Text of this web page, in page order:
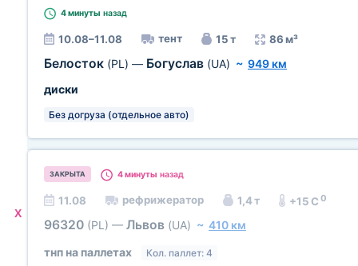
4 минуты назад
10.08–11.08 тент 15 т 86 м³
Белосток (PL) — Богуслав (UA) ~ 949 км
диски
Без догруза (отдельное авто)
X
ЗАКРЫТА 4 минуты назад
11.08 рефрижератор 1,4 т +15 C 0
96320 (PL) — Львов (UA) ~ 410 км
тнп на паллетах
Кол. паллет: 4